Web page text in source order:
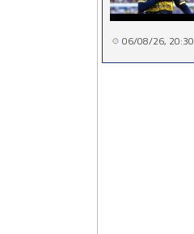
06/08/26, 20:30